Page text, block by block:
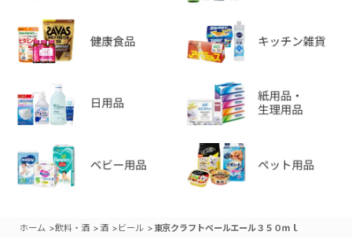
ホーム >飲料・酒 > 酒 > ビール >東京クラフトペールエール３５０ｍｌ